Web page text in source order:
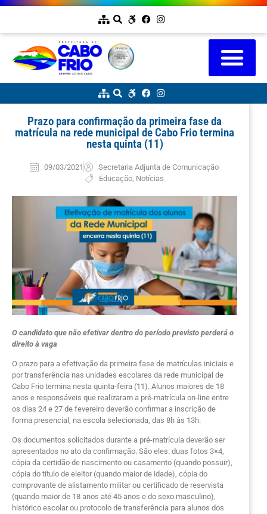
Prazo para confirmação da primeira fase da
matrícula na rede municipal de Cabo Frio termina
nesta quinta (11)
09/03/2021
Secretaria Adjunta de Comunicação
Educação Notícias
O candidato que não efetivar dentro do período previsto perderá o
direito à vaga
O prazo para a efetivação da primeira fase de matrículas iniciais e
por transferência nas unidades escolares da rede municipal de
Cabo Frio termina nesta quinta-feira (11). Alunos maiores de 18
anos e responsáveis que realizaram a pré-matrícula on-line entre
os dias 24 e 27 de fevereiro deverão confirmar a inscrição de
forma presencial, na escola selecionada, das 8h às 13h.
Os documentos solicitados durante a pré-matrícula deverão ser
apresentados no ato da confirmação. São eles: duas fotos 3×4,
cópia da certidão de nascimento ou casamento (quando possuir),
cópia do título de eleitor (quando maior de idade), cópia do
comprovante de alistamento militar ou certificado de reservista
(quando maior de 18 anos até 45 anos e do sexo masculino),
histórico escolar ou protocolo de transferência para alunos dos